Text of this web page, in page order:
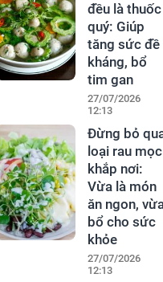
đều là thuốc
quý: Giúp
tăng sức đề
kháng, bổ
tim gan
27/07/2026
12:13
Đừng bỏ
loại rau mọc
khắp nơi:
Vừa là món
ăn ngon,
bổ cho sức
khỏe
27/07/2026
12:13